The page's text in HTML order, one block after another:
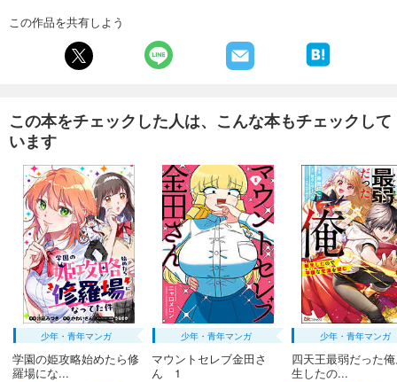
この作品を共有しよう
この本をチェックした人は、こんな本もチェックして
います
少年・青年マンガ
学園の姫攻略始めたら修
羅場にな...
少年・青年マンガ
マウントセレブ金田さ
ん 1
少年・青年マンガ
四天王最弱だった
生したの...